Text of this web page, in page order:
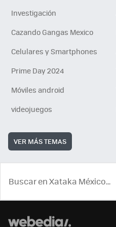
Investigación
Cazando Gangas Mexico
Celulares y Smartphones
Prime Day 2024
Móviles android
videojuegos
VER MÁS TEMAS